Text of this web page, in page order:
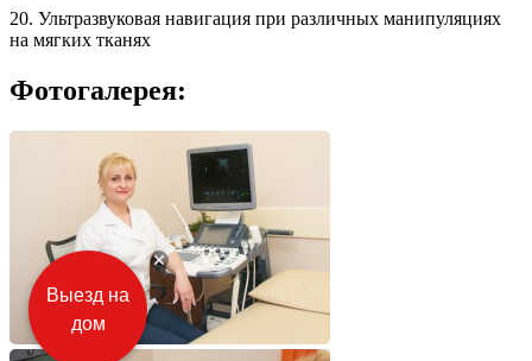
20. Ультразвуковая навигация при различных манипуляциях
на мягких тканях
Фотогалерея:
Выезд на
дом